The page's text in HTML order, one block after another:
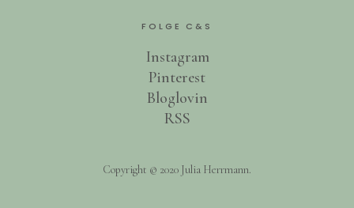
FOLGE C&S
Instagram
Pinterest
Bloglovin
RSS
Copyright © 2020 Julia Herrmann